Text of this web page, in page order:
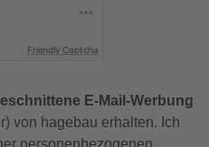
Friendly Captcha
E-Mail-Werbung
von hagebau erhalten. Ich